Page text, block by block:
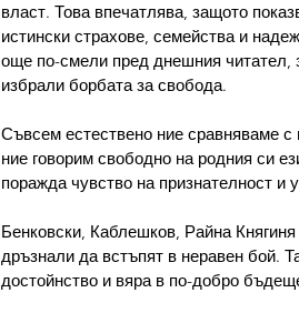
власт. Това впечатлява, защото
истински страхове, семейства и
още по-смели пред днешния читател,
избрали борбата за свобода.
Съвсем естествено ние сравняваме
ние говорим свободно на родния си
поражда чувство на признателност
Бенковски, Каблешков, Райна
дръзнали да встъпят в неравен бой.
достойнство и вяра в по-добро